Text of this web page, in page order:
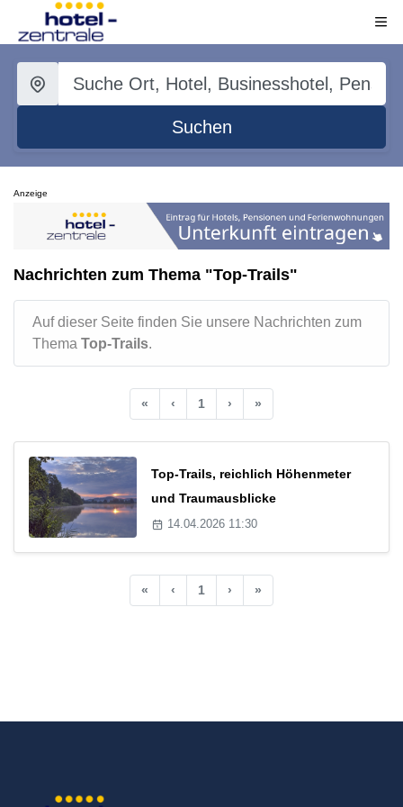
Suchen
Anzeige
Nachrichten zum Thema "Top-Trails"
Auf dieser Seite finden Sie unsere Nachrichten zum
Thema Top-Trails.
« ‹ 1 › »
Top-Trails, reichlich Höhenmeter
und Traumausblicke
14.04.2026 11:30
« ‹ 1 › »